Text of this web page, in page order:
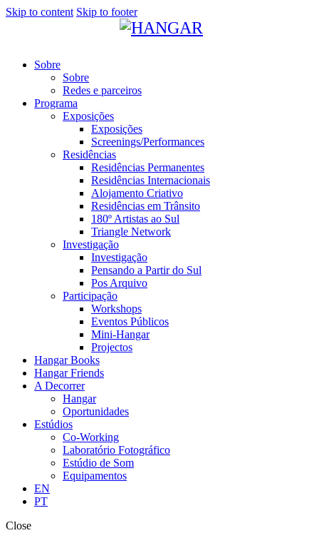
Skip to content Skip to footer
Sobre
Sobre
Redes e parceiros
Programa
Exposições
Exposições
Screenings/Performances
Residências
Residências Permanentes
Residências Internacionais
Alojamento Criativo
Residências em Trânsito
180º Artistas ao Sul
Triangle Network
Investigação
Investigação
Pensando a Partir do Sul
Pos Arquivo
Participação
Workshops
Eventos Públicos
Mini-Hangar
Projectos
Hangar Books
Hangar Friends
A Decorrer
Hangar
Oportunidades
Estúdios
Co-Working
Laboratório Fotográfico
Estúdio de Som
Equipamentos
EN
PT
Close